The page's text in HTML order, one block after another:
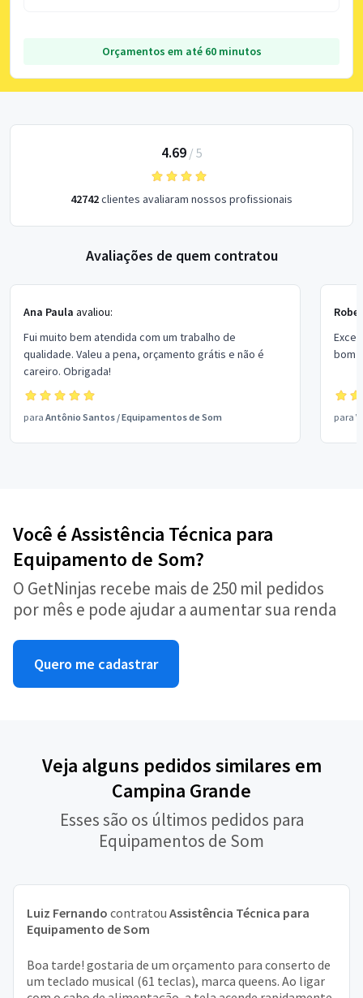
Orçamentos em até 60 minutos
4.69/ 5
42742clientes avaliaram nossos profissionais
Avaliações de quem contratou
Ana Paula avaliou:
Fui muito bem atendida com um trabalho de
qualidade. Valeu a pena, orçamento grátis e não é
careiro. Obrigada!
para Antônio Santos /Equipamentos de Som
bom
para
Você é Assistência Técnica para
Equipamento de Som?
O GetNinjas recebe mais de 250 mil pedidos
por mês e pode ajudar a aumentar sua renda
Quero me cadastrar
Veja alguns pedidos similares em
Campina Grande
Esses são os últimos pedidos para
Equipamentos de Som
Luiz Fernando contratou Assistência Técnica para
Equipamento de Som
Boa tarde! gostaria de um orçamento para conserto de
um teclado musical (61 teclas), marca queens. Ao ligar